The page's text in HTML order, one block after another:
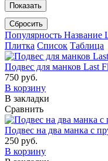
Показать
Сбросить
Популярность Название
Плитка Список Таблица
Подвес для манков Last
750 руб.
В корзину
В закладки
Сравнить
Подвес на два манка с
250 руб.
В корзину